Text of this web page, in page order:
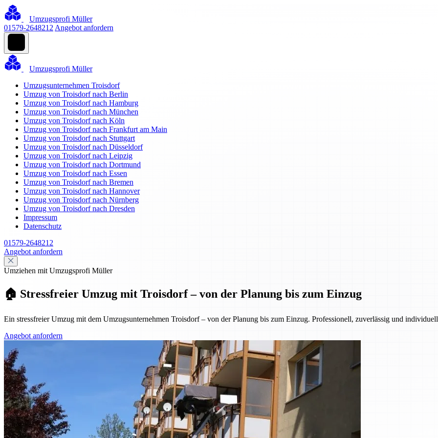
Umzugsprofi Müller
01579-2648212 Angebot anfordern
Umzugsprofi Müller
Umzugsunternehmen Troisdorf
Umzug von Troisdorf nach Berlin
Umzug von Troisdorf nach Hamburg
Umzug von Troisdorf nach München
Umzug von Troisdorf nach Köln
Umzug von Troisdorf nach Frankfurt am Main
Umzug von Troisdorf nach Stuttgart
Umzug von Troisdorf nach Düsseldorf
Umzug von Troisdorf nach Leipzig
Umzug von Troisdorf nach Dortmund
Umzug von Troisdorf nach Essen
Umzug von Troisdorf nach Bremen
Umzug von Troisdorf nach Hannover
Umzug von Troisdorf nach Nürnberg
Umzug von Troisdorf nach Dresden
Impressum
Datenschutz
01579-2648212
Angebot anfordern
Umziehen mit Umzugsprofi Müller
🏠 Stressfreier Umzug mit Troisdorf – von der Planung bis zum Einzug
Ein stressfreier Umzug mit dem Umzugsunternehmen Troisdorf – von der Planung bis zum Einzug. Professionell, zuverlässig und
Angebot anfordern